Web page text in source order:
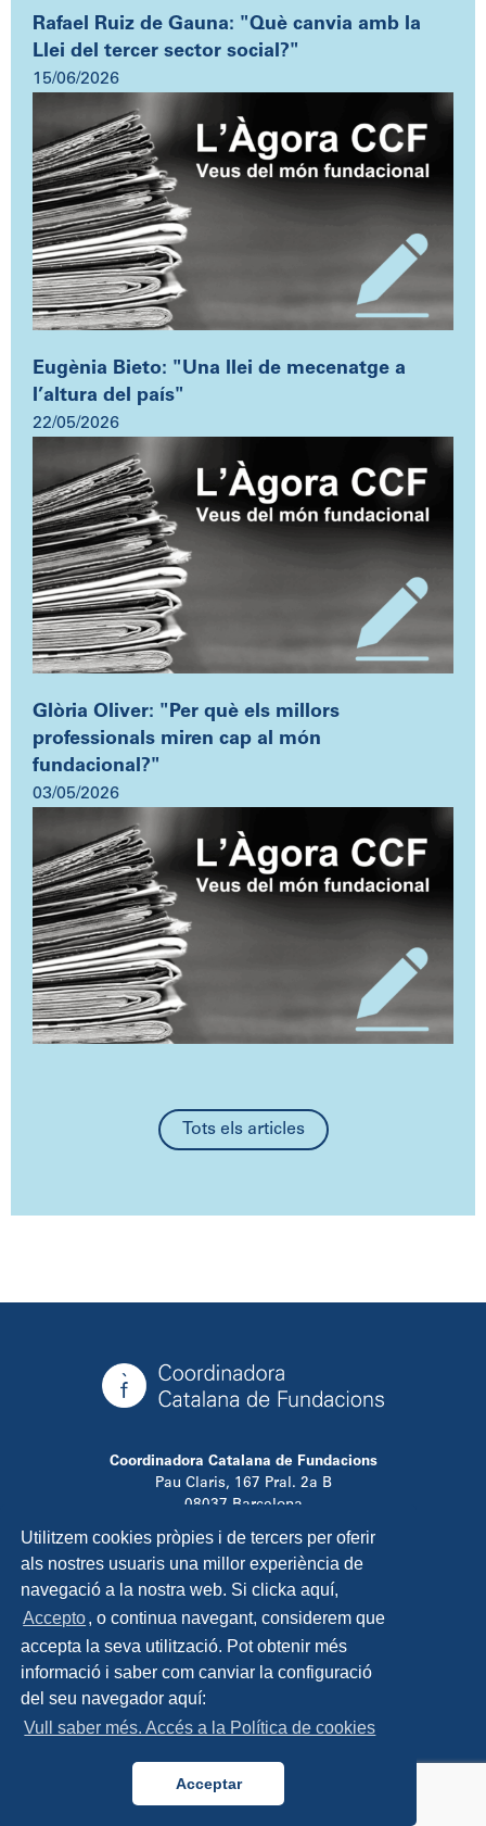
Utilitzem cookies pròpies i de tercers per oferir
als nostres usuaris una millor experiència de
navegació a la nostra web. Si clicka aquí,
Accepto, o continua navegant, considerem que
accepta la seva utilització. Pot obtenir més
informació i saber com canviar la configuració
del seu navegador aquí:
Vull saber més. Accés a la Política de cookies
Acceptar
Rafael Ruiz de Gauna: "Què canvia amb la
Llei del tercer sector social?"
15/06/2026
Eugènia Bieto: "Una llei de mecenatge a
l’altura del país"
22/05/2026
Glòria Oliver: "Per què els millors
professionals miren cap al món
fundacional?"
03/05/2026
Tots els articles
Coordinadora Catalana de Fundacions
Pau Claris, 167 Pral. 2a B
08037 Barcelona
T. 934 881 480
info@ccfundacions.cat
Contacta
Política de privadesa
Política de cookies